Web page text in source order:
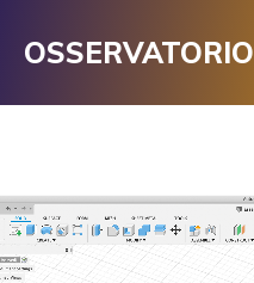
OSSERVATORIO